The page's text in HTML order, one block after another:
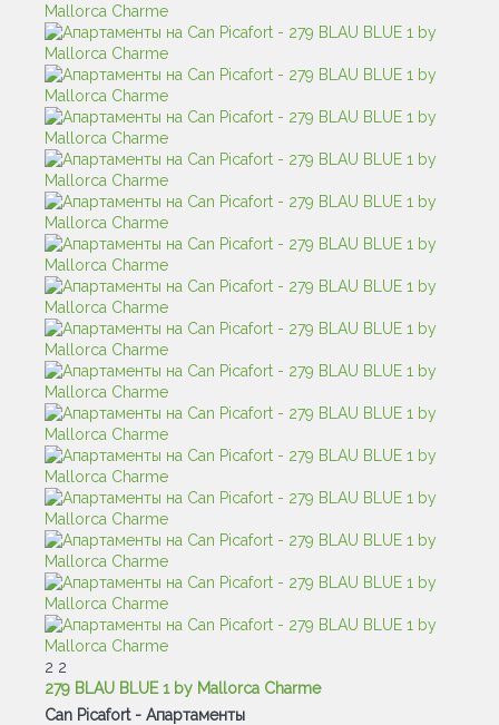
2 2
279 BLAU BLUE 1 by Mallorca Charme
Can Picafort - Апартаменты